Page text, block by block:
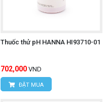
Thuốc thử pH HANNA HI93710-01
702,000 VND
ĐẶT MUA